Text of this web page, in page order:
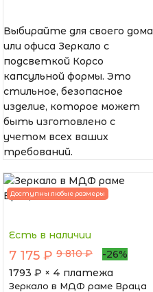
Выбирайте для своего дома
или офиса Зеркало с
подсветкой Корсо
капсульной формы. Это
стильное, безопасное
изделие, которое может
быть изготовлено с
учетом всех ваших
требований.
Доступны любые размеры
Есть в наличии
7 175 ₽ 9 810 ₽
-26%
1793 ₽ × 4 платежа
Зеркало в МДФ раме Враца